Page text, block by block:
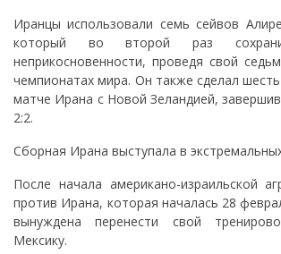
Иранцы использовали семь сейвов
который во второй раз
неприкосновенности, проведя свой
чемпионатах мира. Он также сделал
матче Ирана с Новой Зеландией,
2:2.
Сборная Ирана выступала в
После начала американо-израильской
против Ирана, которая началась 28
вынуждена перенести свой
Мексику.